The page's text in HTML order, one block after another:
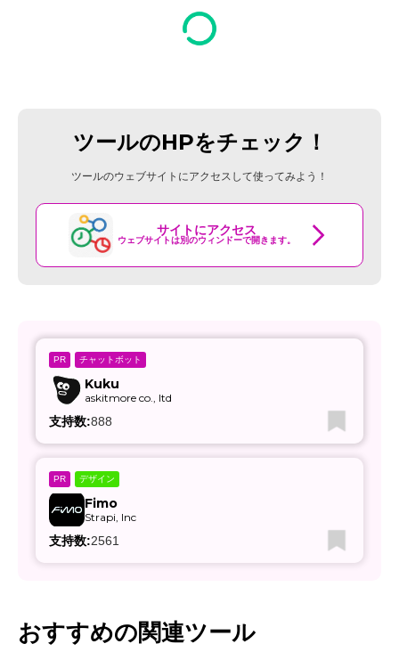
ツールのHPをチェック！
ツールのウェブサイトにアクセスして使ってみよう！
サイトにアクセス
ウェブサイトは別のウィンドーで開きます。
PR チャットボット
Kuku
askitmore co., ltd
支持数:888
PR デザイン
Fimo
Strapi, Inc
支持数:2561
おすすめの関連ツール